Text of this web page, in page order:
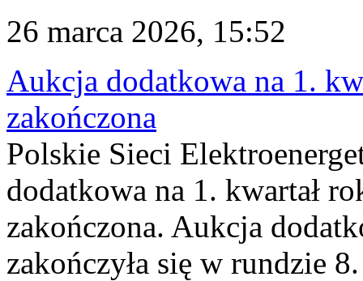
26 marca 2026, 15:52
Aukcja dodatkowa na 1.
zakończona
Polskie Sieci
dodatkowa na 1. kwartał
zakończona. Aukcja
zakończyła się w rundzie